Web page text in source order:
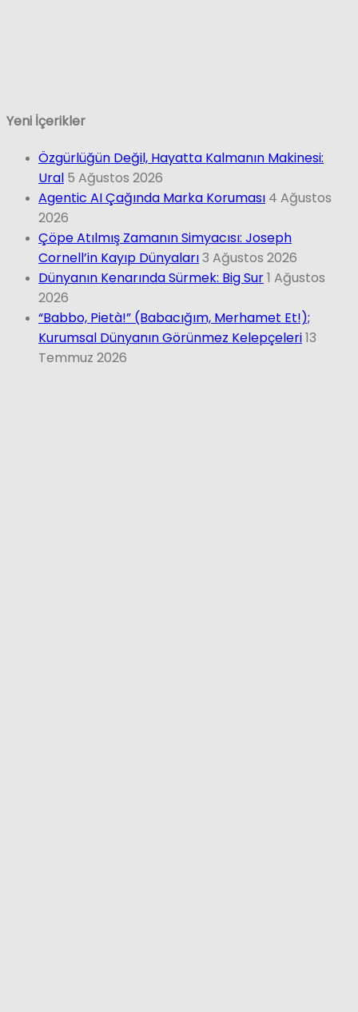
Yeni İçerikler
Özgürlüğün Değil, Hayatta Kalmanın Makinesi:
Ural 5 Ağustos 2026
Agentic AI Çağında Marka Koruması 4 Ağustos
2026
Çöpe Atılmış Zamanın Simyacısı: Joseph
Cornell’in Kayıp Dünyaları3 Ağustos 2026
Dünyanın Kenarında Sürmek: Big Sur1 Ağustos
2026
“Babbo, Pietà!” (Babacığım, Merhamet Et!);
Kurumsal Dünyanın Görünmez Kelepçeleri13
Temmuz 2026